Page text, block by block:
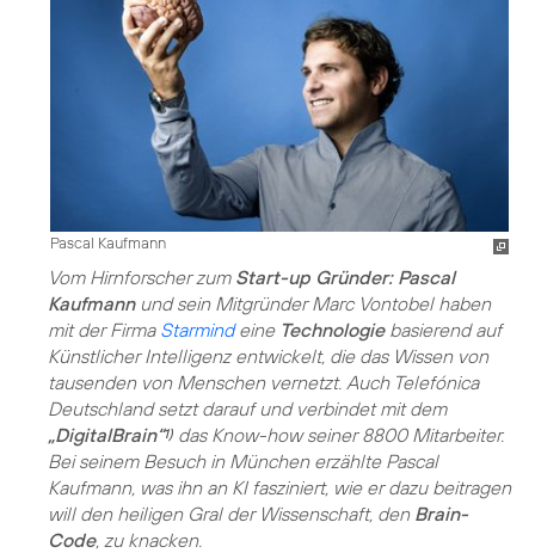
Pascal Kaufmann
Vom Hirnforscher zum Start-up Gründer: Pascal
Kaufmannund sein Mitgründer Marc Vontobel haben
mit der Firma Starmindeine Technologiebasierend auf
Künstlicher Intelligenz entwickelt, die das Wissen von
tausenden von Menschen vernetzt. Auch Telefónica
Deutschland setzt darauf und verbindet mit dem
„DigitalBrain“1) das Know-how seiner 8800 Mitarbeiter.
Bei seinem Besuch in München erzählte Pascal
Kaufmann, was ihn an KI fasziniert, wie er dazu beitragen
will den heiligen Gral der Wissenschaft, den Brain-
Code, zu knacken.